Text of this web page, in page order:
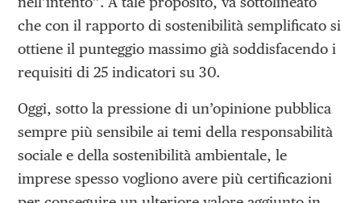
che con il rapporto di sostenibilità semplificato si
ottiene il punteggio massimo già soddisfacendo i
requisiti di 25 indicatori su 30.
Oggi, sotto la pressione di un’opinione pubblica
sempre più sensibile ai temi della responsabilità
sociale e della sostenibilità ambientale, le
imprese spesso vogliono avere più certificazioni